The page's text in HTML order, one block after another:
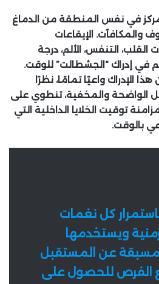
في نفس المنطقة من الدماغ
والمكافآت. الإيقاعات
التنفس، الألم، درجة
في إدراك “الجشطالت” للوقت.
الإدراك واعيًا تمامًا، نظرًا
الواضحة والمخفية، تنطوي على
توقيت الخلايا الداخلية التي
بالوقت.
كل نغمات
ويستخدمها
مسبقة عن المستقبل
الفرص للحصول على